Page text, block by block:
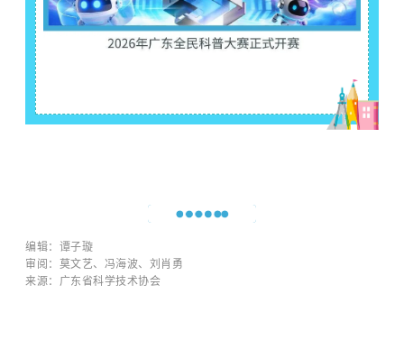
编辑：谭子璇
审阅：莫文艺、冯海波、刘肖勇
来源：广东省科学技术协会